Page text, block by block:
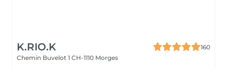
K.RIO.K
160
Chemin Buvelot 1 CH-1110 Morges